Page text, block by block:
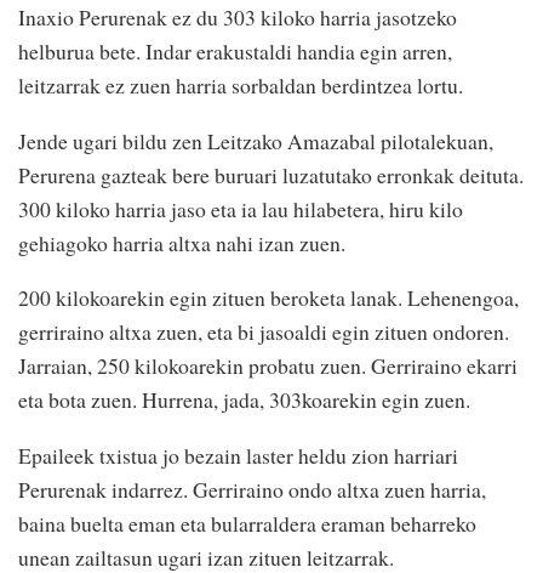
Inaxio Perurenak ez du 303 kiloko harria jasotzeko
helburua bete. Indar erakustaldi handia egin arren,
leitzarrak ez zuen harria sorbaldan berdintzea lortu.
Jende ugari bildu zen Leitzako Amazabal pilotalekuan,
Perurena gazteak bere buruari luzatutako erronkak deituta.
300 kiloko harria jaso eta ia lau hilabetera, hiru kilo
gehiagoko harria altxa nahi izan zuen.
200 kilokoarekin egin zituen beroketa lanak. Lehenengoa,
gerriraino altxa zuen, eta bi jasoaldi egin zituen ondoren.
Jarraian, 250 kilokoarekin probatu zuen. Gerriraino ekarri
eta bota zuen. Hurrena, jada, 303koarekin egin zuen.
Epaileek txistua jo bezain laster heldu zion harriari
Perurenak indarrez. Gerriraino ondo altxa zuen harria,
baina buelta eman eta bularraldera eraman beharreko
unean zailtasun ugari izan zituen leitzarrak.